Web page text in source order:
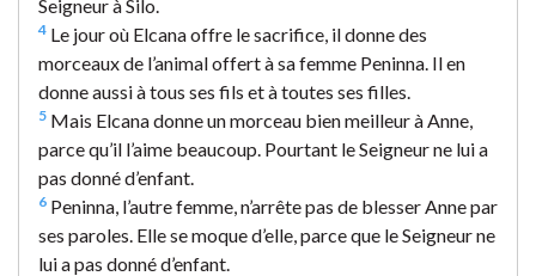
Seigneur à Silo.
4 Le jour où Elcana offre le sacrifice, il donne des
morceaux de l’animal offert à sa femme Peninna. Il en
donne aussi à tous ses fils et à toutes ses filles.
5 Mais Elcana donne un morceau bien meilleur à Anne,
parce qu’il l’aime beaucoup. Pourtant le Seigneur ne lui a
pas donné d’enfant.
6 Peninna, l’autre femme, n’arrête pas de blesser Anne par
ses paroles. Elle se moque d’elle, parce que le Seigneur ne
lui a pas donné d’enfant.